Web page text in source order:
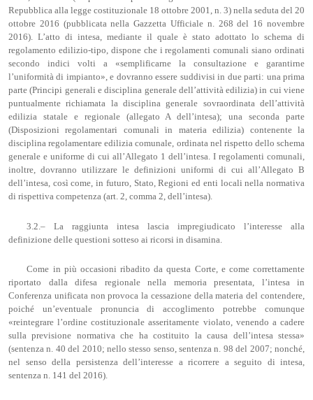
Repubblica alla legge costituzionale 18 ottobre 2001, n. 3) nella seduta del 20
ottobre 2016 (pubblicata nella Gazzetta Ufficiale n. 268 del 16 novembre
2016). L’atto di intesa, mediante il quale è stato adottato lo schema di
regolamento edilizio-tipo, dispone che i regolamenti comunali siano ordinati
secondo indici volti a «semplificarne la consultazione e garantirne
l’uniformità di impianto», e dovranno essere suddivisi in due parti: una prima
parte (Principi generali e disciplina generale dell’attività edilizia) in cui viene
puntualmente richiamata la disciplina generale sovraordinata dell’attività
edilizia statale e regionale (allegato A dell’intesa); una seconda parte
(Disposizioni regolamentari comunali in materia edilizia) contenente la
disciplina regolamentare edilizia comunale, ordinata nel rispetto dello schema
generale e uniforme di cui all’Allegato 1 dell’intesa. I regolamenti comunali,
inoltre, dovranno utilizzare le definizioni uniformi di cui all’Allegato B
dell’intesa, così come, in futuro, Stato, Regioni ed enti locali nella normativa
di rispettiva competenza (art. 2, comma 2, dell’intesa).
3.2.– La raggiunta intesa lascia impregiudicato l’interesse alla
definizione delle questioni sotteso ai ricorsi in disamina.
Come in più occasioni ribadito da questa Corte, e come correttamente
riportato dalla difesa regionale nella memoria presentata, l’intesa in
Conferenza unificata non provoca la cessazione della materia del contendere,
poiché un’eventuale pronuncia di accoglimento potrebbe comunque
«reintegrare l’ordine costituzionale asseritamente violato, venendo a cadere
sulla previsione normativa che ha costituito la causa dell’intesa stessa»
(sentenza n. 40 del 2010; nello stesso senso, sentenza n. 98 del 2007; nonché,
nel senso della persistenza dell’interesse a ricorrere a seguito di intesa,
sentenza n. 141 del 2016).